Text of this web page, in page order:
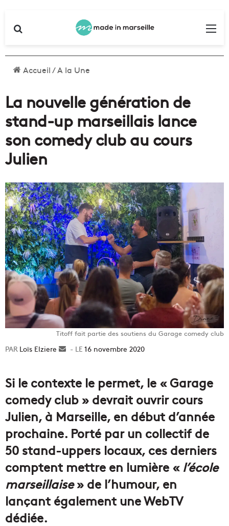
Accueil/A la Une
La nouvelle génération de
stand-up marseillais lance
son comedy club au cours
Julien
Titoff fait partie des soutiens du Garage comedy club
Loïs Elziere
Envoyer16 novembre 2020
Si le contexte le permet, le « Garage
comedy club » devrait ouvrir cours
Julien, à Marseille, en début d’année
prochaine. Porté par un collectif de
50 stand-uppers locaux, ces derniers
comptent mettre en lumière « l’école
marseillaise» de l’humour, en
lançant également une WebTV
dédiée.